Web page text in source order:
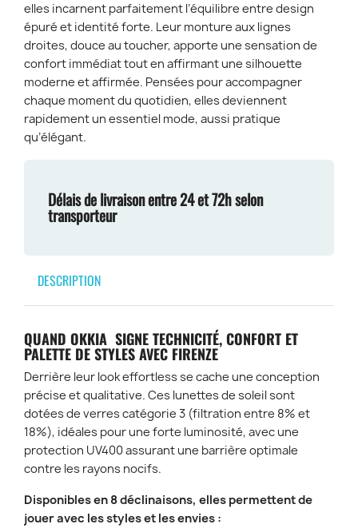
elles incarnent parfaitement l’équilibre entre design
épuré et identité forte. Leur monture aux lignes
droites, douce au toucher, apporte une sensation de
confort immédiat tout en affirmant une silhouette
moderne et affirmée. Pensées pour accompagner
chaque moment du quotidien, elles deviennent
rapidement un essentiel mode, aussi pratique
qu’élégant.
Délais de livraison entre 24 et 72h selon
transporteur
DESCRIPTION
QUAND OKKIA SIGNE TECHNICITÉ, CONFORT ET
PALETTE DE STYLES AVEC FIRENZE
Derrière leur look effortless se cache une conception
précise et qualitative. Ces lunettes de soleil sont
dotées de verres catégorie 3 (filtration entre 8% et
18%), idéales pour une forte luminosité, avec une
protection UV400 assurant une barrière optimale
contre les rayons nocifs.
Disponibles en 8 déclinaisons, elles permettent de
jouer avec les styles et les envies :